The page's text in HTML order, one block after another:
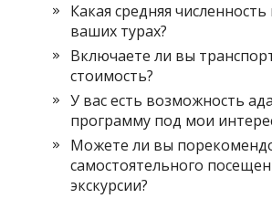
Какая средняя
ваших турах?
Включаете ли вы
стоимость?
У вас есть возможность
программу под мои
Можете ли вы
самостоятельного
экскурсии?